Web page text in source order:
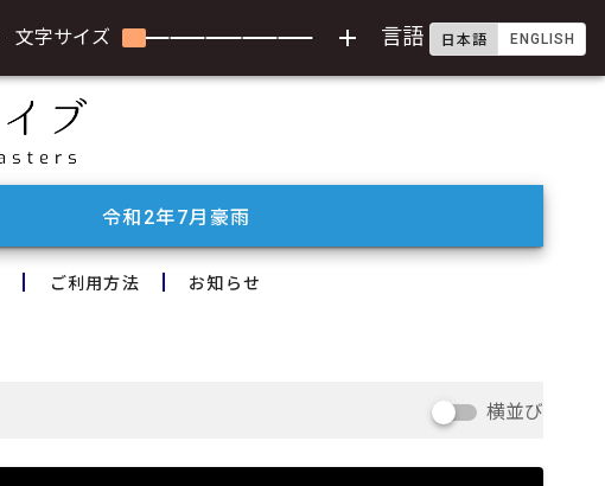
文字サイズ add 言語 日本語 ENGLISH
令和2年7月豪雨
ご利用方法 お知らせ
横並び